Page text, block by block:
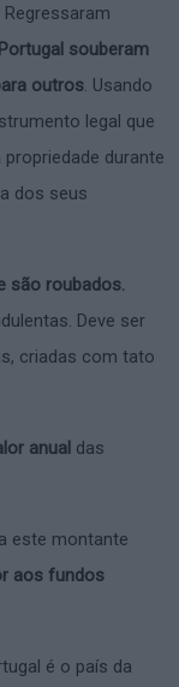
souberam
outros. Usando
legal que
durante
dos seus
são roubados.
Deve ser
criadas com tato
anual das
este montante
aos fundos
é o país da